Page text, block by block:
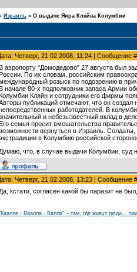
Израиль » О выдаче Яира Кляйна Колумбии
Четверг, 21.02.2008, 11:24 | Сообщение #
аэропорту "Домодедово" 27 августа был
По их словам, российским
розыск по подозрению в
начале 80-х подполковник запаса Армии
Кляйн и сотрудники его фирмы
публикаций отмечают, что он
работодателей. В
и небезызвестный вклад в
семья просит вмешательства
вернуться в Израиль.
в Колумбию российской
Думаю, что, в случае выдачи Колумбии, суд
Четверг, 21.02.2008, 13:23 | Сообщение #
Да, кстати, согласен какой бы паразит не
- Ваалла - Валла" – там, где живут люди…